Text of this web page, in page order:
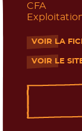
CFA
VOIR LA
- Nouvelle
VOIR LE
- Nouvelle